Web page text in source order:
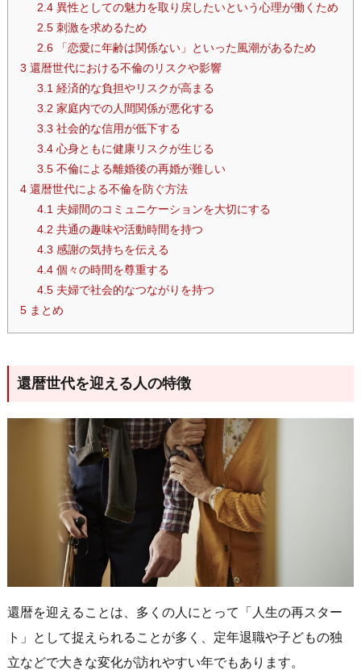
2.4異性としての魅力を取り戻したいという心理が働くため
2.5刺激を求めるため
2.6「恋愛に年齢は関係ない」といった風潮があるため
3 還暦世代における不倫のリスクや影響
3.1 経済的な負担やリスクが高まる
3.2 家庭内での人間関係が悪化する
3.3 社会的な信用が低下する
3.4心身ともに健康リスクが生じる
3.5不倫による離婚後の再婚が難しい
4還暦世代による不倫を防ぐ方法
4.1 夫婦間のコミュニケーションを大切にする
4.2 共通の趣味や活動時間を持つ
4.3 感謝の気持ちを伝える
4.4個々の時間を尊重する
4.5夫婦で社会的なつながりを持つ
5まとめ
還暦世代を迎える人の特徴
還暦を迎えることは、多くの人にとって「人生の再スター
ト」として捉えられることが多く、定年退職や子どもの独
立などで大きな変化が訪れやすい年でもあります。